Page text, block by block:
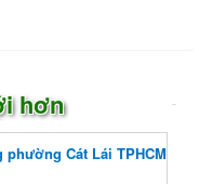
hơn
phường Cát Lái TPHCM